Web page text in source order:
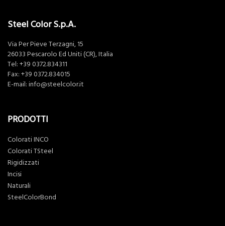
Steel Color S.p.A.
Via Per Pieve Terzagni, 15
26033 Pescarolo Ed Uniti (CR), Italia
Tel: +39 0372.834311
Fax: +39 0372.834015
E-mail: info@steelcolor.it
PRODOTTI
Colorati INCO
Colorati TSteel
Rigidizzati
Incisi
Naturali
SteelColorBond